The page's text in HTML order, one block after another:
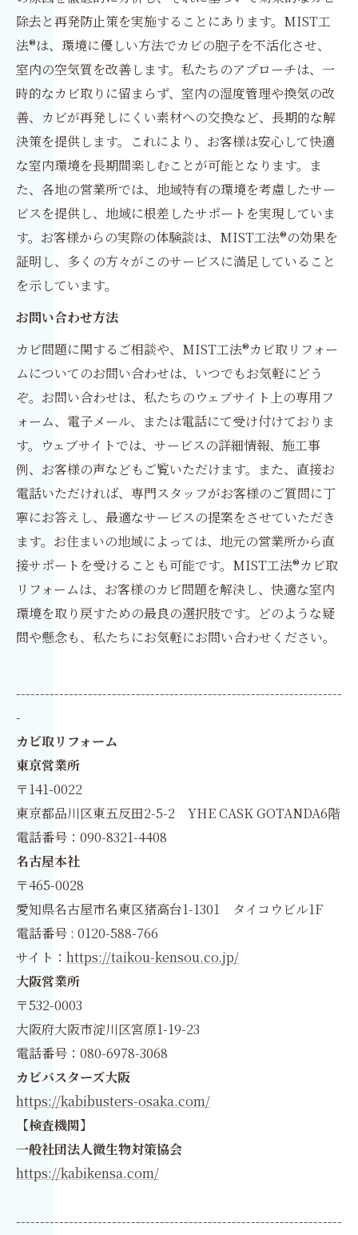
除去と再発防止策を実施することにあります。MIST工
法®は、環境に優しい方法でカビの胞子を不活化させ、
室内の空気質を改善します。私たちのアプローチは、一
時的なカビ取りに留まらず、室内の湿度管理や換気の改
善、カビが再発しにくい素材への交換など、長期的な解
決策を提供します。これにより、お客様は安心して快適
な室内環境を長期間楽しむことが可能となります。ま
た、各地の営業所では、地域特有の環境を考慮したサー
ビスを提供し、地域に根差したサポートを実現していま
す。お客様からの実際の体験談は、MIST工法®の効果を
証明し、多くの方々がこのサービスに満足していること
を示しています。
お問い合わせ方法
カビ問題に関するご相談や、MIST工法®カビ取リフォー
ムについてのお問い合わせは、いつでもお気軽にどう
ぞ。お問い合わせは、私たちのウェブサイト上の専用フ
ォーム、電子メール、または電話にて受け付けておりま
す。ウェブサイトでは、サービスの詳細情報、施工事
例、お客様の声などもご覧いただけます。また、直接お
電話いただければ、専門スタッフがお客様のご質問に丁
寧にお答えし、最適なサービスの提案をさせていただき
ます。お住まいの地域によっては、地元の営業所から直
接サポートを受けることも可能です。MIST工法®カビ取
リフォームは、お客様のカビ問題を解決し、快適な室内
環境を取り戻すための最良の選択肢です。どのような疑
問や懸念も、私たちにお気軽にお問い合わせください。
--------------------------------------------------------------------
-
カビ取リフォーム
東京営業所
〒141-0022
東京都品川区東五反田2-5-2 YHE CASK GOTANDA6階
電話番号：090-8321-4408
名古屋本社
〒465-0028
愛知県名古屋市名東区猪高台1-1301 タイコウビル1F
電話番号 : 0120-588-766
サイト： https://taikou-kensou.co.jp/
大阪営業所
〒532-0003
大阪府大阪市淀川区宮原1-19-23
電話番号：080-6978-3068
カビバスターズ大阪
https://kabibusters-osaka.com/
【検査機関】
一般社団法人微生物対策協会
https://kabikensa.com/
--------------------------------------------------------------------